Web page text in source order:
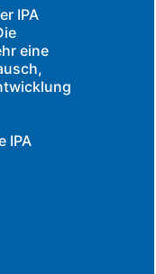
IPA
eine
IPA